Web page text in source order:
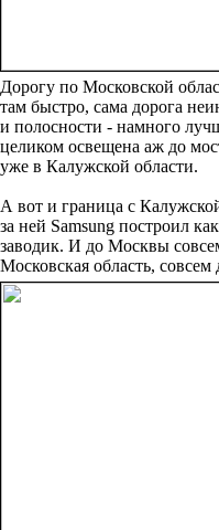
Дорогу по Московской
там быстро, сама дорога
и полосности - намного
целиком освещена аж до
уже в Калужской области.
А вот и граница с
за ней Samsung построил
заводик. И до Москвы
Московская область,